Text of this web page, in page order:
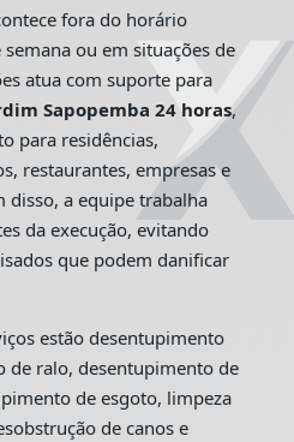
fora do horário
ou em situações de
atua com suporte para
Sapopemba 24 horas,
para residências,
restaurantes, empresas e
disso, a equipe trabalha
da execução, evitando
que podem danificar
estão desentupimento
de ralo, desentupimento de
de esgoto, limpeza
de canos e